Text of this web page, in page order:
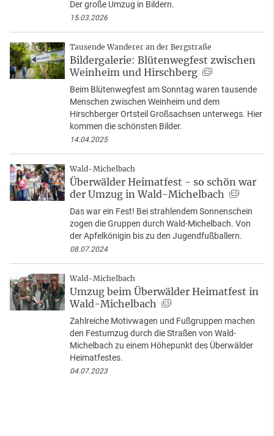
Der große Umzug in Bildern.
15.03.2026
Tausende Wanderer an der Bergstraße
Bildergalerie: Blütenwegfest zwischen
Weinheim und Hirschberg
Beim Blütenwegfest am Sonntag waren tausende
Menschen zwischen Weinheim und dem
Hirschberger Ortsteil Großsachsen unterwegs. Hier
kommen die schönsten Bilder.
14.04.2025
Wald-Michelbach
Überwälder Heimatfest - so schön war
der Umzug in Wald-Michelbach
Das war ein Fest! Bei strahlendem Sonnenschein
zogen die Gruppen durch Wald-Michelbach. Von
der Apfelkönigin bis zu den Jugendfußballern.
08.07.2024
Wald-Michelbach
Umzug beim Überwälder Heimatfest in
Wald-Michelbach
Zahlreiche Motivwagen und Fußgruppen machen
den Festumzug durch die Straßen von Wald-
Michelbach zu einem Höhepunkt des Überwälder
Heimatfestes.
04.07.2023